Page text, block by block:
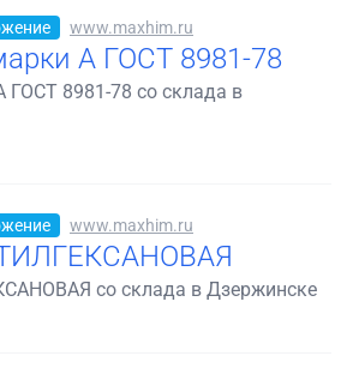
www.maxhim.ru
А ГОСТ 8981-78
ГОСТ 8981-78 со склада в
www.maxhim.ru
со склада в Дзержинске